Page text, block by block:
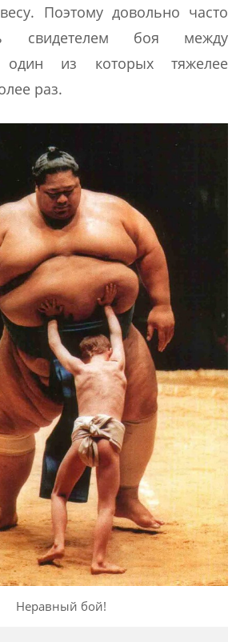
Поэтому довольно часто
свидетелем боя между
один из которых тяжелее
раз.
Неравный бой!